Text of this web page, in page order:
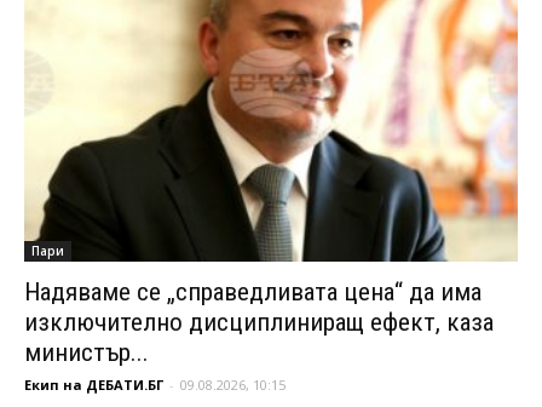
Пари
Надяваме се „справедливата цена“ да има
изключително дисциплиниращ ефект, каза
министър...
Екип на ДЕБАТИ.БГ - 09.08.2026, 10:15